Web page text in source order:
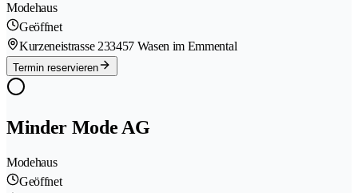
Modehaus
Geöffnet
Kurzeneistrasse 233457 Wasen im Emmental
Termin reservieren
Minder Mode AG
Modehaus
Geöffnet